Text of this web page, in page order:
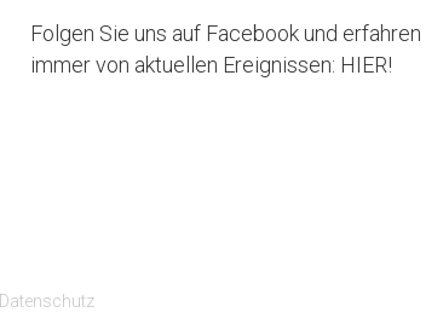
Folgen Sie uns auf Facebook und erfahren
immer von aktuellen Ereignissen: HIER!
Datenschutz